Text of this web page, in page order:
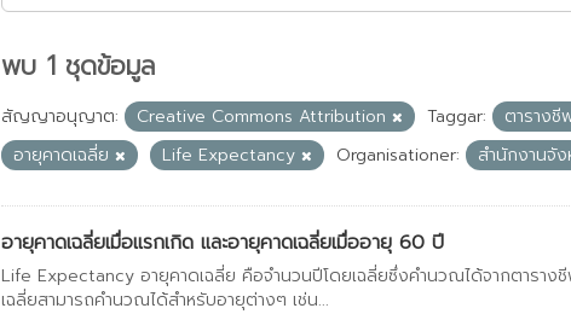
พบ 1 ชุดข้อมูล
สัญญาอนุญาต: Creative Commons Attribution Taggar:
ตาราง
อายุคาดเฉลี่ย
Life Expectancy Organisationer: สำนักงานจั
อายุคาดเฉลี่ยเมื่อแรกเกิด และอายุคาดเฉลี่ยเมื่ออายุ 60 ปี
Life Expectancy อายุคาดเฉลี่ย คือจำนวนปีโดยเฉลี่ยซึ่งคำนวณได้จากตารา
เฉลี่ยสามารถคำนวณได้สำหรับอายุต่างๆ เช่น...